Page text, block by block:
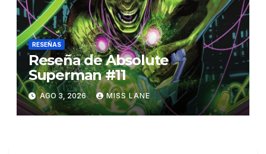
RESEÑAS
Reseña de Absolute
Superman #11
AGO 3, 2026 MISS LANE